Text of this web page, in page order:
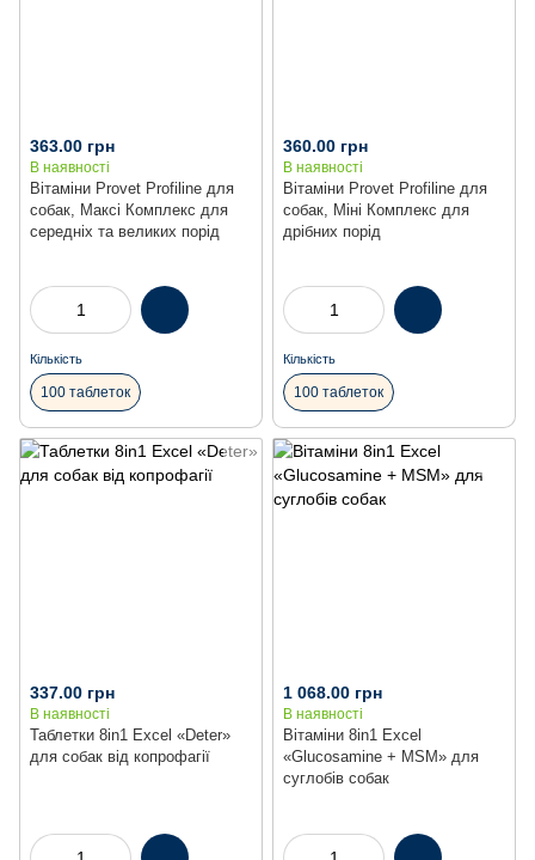
Вітаміни Provet Profiline для
собак, Максі Комплекс для
середніх та великих порід
363.00 грн
В наявності
Кількість
100 таблеток
Вітаміни Provet Profiline для
собак, Міні Комплекс для
дрібних порід
360.00 грн
В наявності
Кількість
100 таблеток
Таблетки 8in1 Excel «Deter»
для собак від копрофагії
337.00 грн
В наявності
Вітаміни 8in1 Excel
«Glucosamine + MSM» для
суглобів собак
1 068.00 грн
В наявності